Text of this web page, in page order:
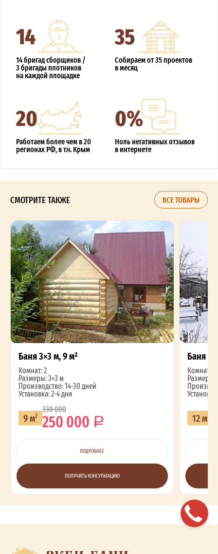
14
14 бригад сборщиков /
3 бригады плотников
на каждой площадке
35
Собираем от 35 проектов
в месяц
20
Работаем более чем в 20
регионах РФ, в т.ч. Крым
0%
Ноль негативных отзывов
в интернете
СМОТРИТЕ ТАКЖЕ ВСЕ ТОВАРЫ
Баня 3×3 м, 9 м²
Комнат: 2
Размеры: 3×3 м
Производство: 14-30 дней
Установка: 2-4 дня
9 м2
330 000
250 000
ПОДРОБНЕЕ
ПОЛУЧИТЬ КОНСУЛЬТАЦИЮ
Баня
Комнат: 2
Размеры:
12 м2